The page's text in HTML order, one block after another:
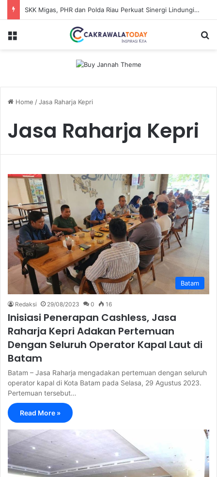
Dinilai Beratkan Media Startup, SMSI Riau Minta Permenkum Nomor 49 Tahun 2025 Dikaji Ulang
Home /Jasa Raharja Kepri
Jasa Raharja Kepri
Batam
Redaksi 29/08/2023 0 16
Inisiasi Penerapan Cashless, Jasa
Raharja Kepri Adakan Pertemuan
Dengan Seluruh Operator Kapal Laut di
Batam
Batam – Jasa Raharja mengadakan pertemuan dengan seluruh
operator kapal di Kota Batam pada Selasa, 29 Agustus 2023.
Pertemuan tersebut…
Read More »